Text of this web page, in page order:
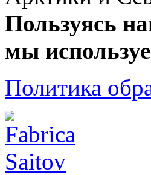
Пользуясь
мы
Политика